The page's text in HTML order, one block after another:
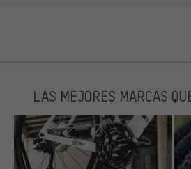
LAS MEJORES MARCAS